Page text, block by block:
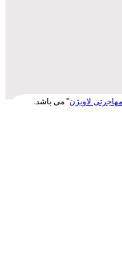
لاویژن" می باشد.